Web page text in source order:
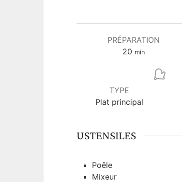
PRÉPARATION
20 m
n
e
min
TYPE
Plat principal
USTENSILES
Poêle
Mixeur